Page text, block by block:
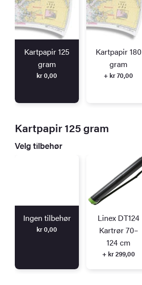
Kartpapir 125
gram
kr0,00
Kartpapir 180
gram
+ kr 70,00
Kartpapir 125 gram
Velg tilbehør
Ingen tilbehør
kr0,00
Linex DT124
Kartrør 70–
124 cm
+ kr 299,00